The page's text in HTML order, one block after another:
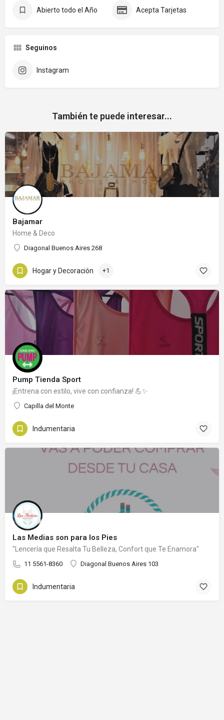
Abierto todo el Año Acepta Tarjetas
Seguinos
Instagram
También te puede interesar...
Bajamar
Home & Deco
Diagonal Buenos Aires 268
Hogar y Decoración +1
Pump Tienda Sport
¡Entrena con estilo, vive con confianza! 💪✨
Capilla del Monte
Indumentaria
Las Medias son para los Pies
"Lencería que Resalta Tu Belleza, Confort que Te Enamora"
11 5561-8360 Diagonal Buenos Aires 103
Indumentaria